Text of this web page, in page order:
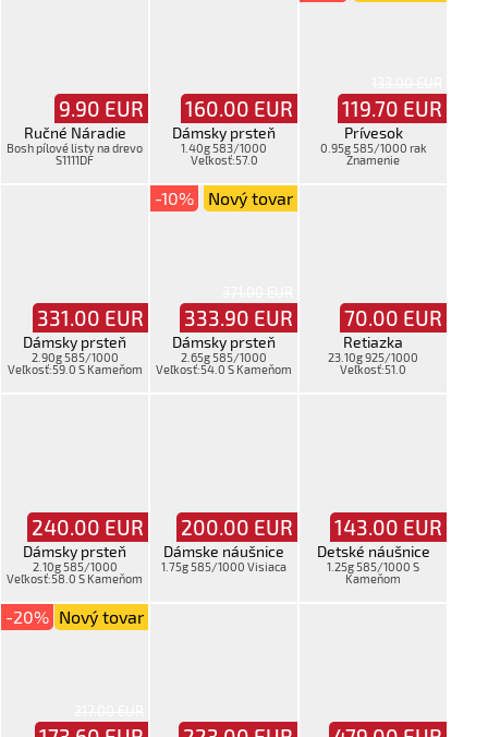
9.90 EUR
Ručné Náradie
Bosh pílové listy na drevo
S1111DF
160.00 EUR
Dámsky prsteň
1.40g 583/1000
Veľkosť:57.0
119.70 EUR
Prívesok
0.95g 585/1000 rak
Znamenie
331.00 EUR
Dámsky prsteň
2.90g 585/1000
Veľkosť:59.0 S Kameňom
-10%
333.90 EUR
Nový tovar
Dámsky prsteň
2.65g 585/1000
Veľkosť:54.0 S Kameňom
70.00 EUR
Retiazka
23.10g 925/1000
Veľkosť:51.0
240.00 EUR
Dámsky prsteň
2.10g 585/1000
Veľkosť:58.0 S Kameňom
200.00 EUR
Dámske náušnice
1.75g 585/1000 Visiaca
143.00 EUR
Detské náušnice
1.25g 585/1000 S
Kameňom
-20% Nový tovar